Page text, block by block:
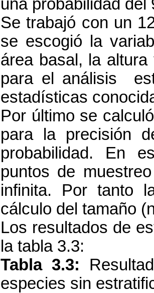
una probabilidad del
Se trabajó con un
se escogió la
área basal, la
para el análisis
estadísticas
Por último se
para la precisión
probabilidad. En
puntos de
infinita. Por tanto
cálculo del tamaño
Los resultados de
la tabla 3.3:
Tabla 3.3:
especies sin